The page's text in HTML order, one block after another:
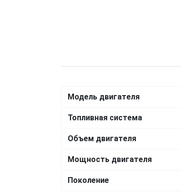
Модель двигателя
Топливная система
Объем двигателя
Мощность двигателя
Поколение